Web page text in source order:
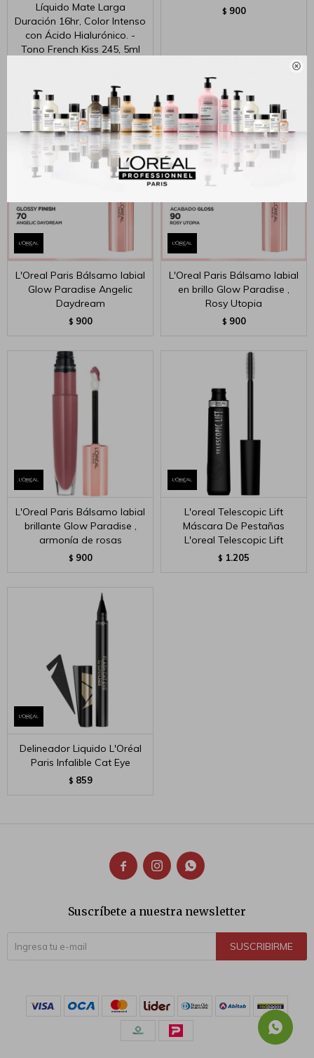

Líquido Mate Larga
Duración 16hr, Color Intenso
con Ácido Hialurónico. -
Tono French Kiss 245, 5ml
$ 900
L'Oreal Paris Bálsamo labial
Glow Paradise Angelic
Daydream
$ 900
L'Oreal Paris Bálsamo labial
en brillo Glow Paradise ,
Rosy Utopia
$ 900
L'Oreal Paris Bálsamo labial
brillante Glow Paradise ,
armonía de rosas
$ 900
L'oreal Telescopic Lift
Máscara De Pestañas
L'oreal Telescopic Lift
$ 1.205
Delineador Liquido L'Oréal
Paris Infalible Cat Eye
$ 859
  
Suscríbete a nuestra newsletter
SUSCRIBIRME